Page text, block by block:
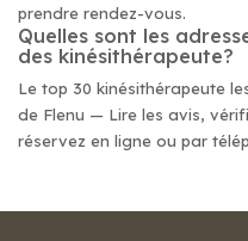
prendre rendez-vous.
Quelles sont les
des kinésithérapeute?
Le top 30 kinésithérapeute
de Flenu — Lire les avis,
réservez en ligne ou par